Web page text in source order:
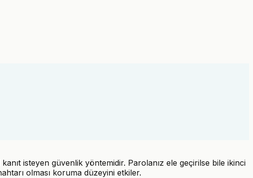
isteyen güvenlik yöntemidir. Parolanız ele geçirilse bile ikinci
olması koruma düzeyini etkiler.